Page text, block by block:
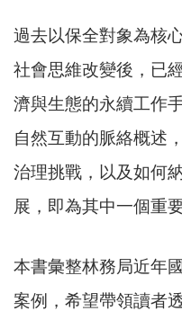
過去以保全對象為核
社會思維改變後，已
濟與生態的永續工作
自然互動的脈絡概述
治理挑戰，以及如何
展，即為其中一個重
本書彙整林務局近年
案例，希望帶領讀者